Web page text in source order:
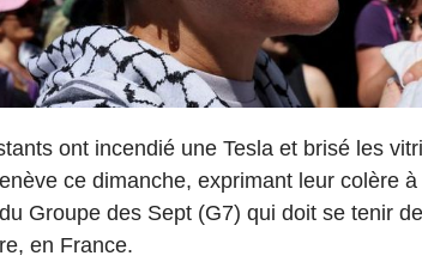
ont incendié une Tesla et brisé les
ce dimanche, exprimant leur colère
Groupe des Sept (G7) qui doit se tenir
en France.